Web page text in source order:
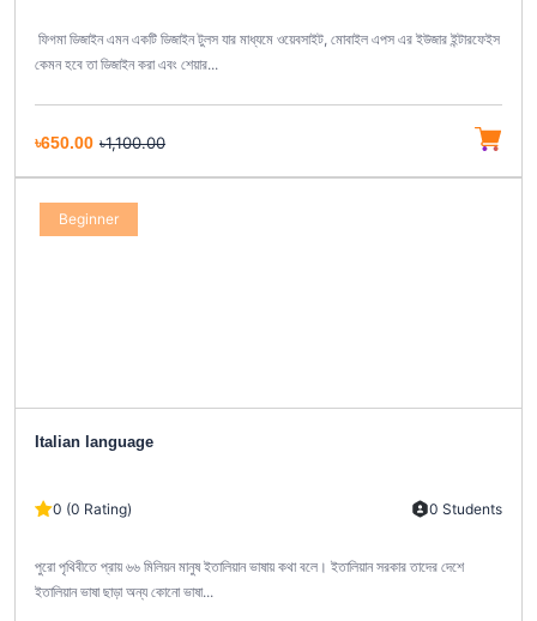
ফিগমা ডিজাইন এমন একটি ডিজাইন টুলস যার মাধ্যমে ওয়েবসাইট, মোবাইল এপস এর ইউজার ইন্টারফেইস
কেমন হবে তা ডিজাইন করা এবং শেয়ার...
৳650.00 ৳1,100.00
Beginner
Italian language
0 (0 Rating) 0 Students
পুরো পৃথিবীতে প্রায় ৬৬ মিলিয়ন মানুষ ইতালিয়ান ভাষায় কথা বলে। ইতালিয়ান সরকার তাদের দেশে
ইতালিয়ান ভাষা ছাড়া অন্য কোনো ভাষা...